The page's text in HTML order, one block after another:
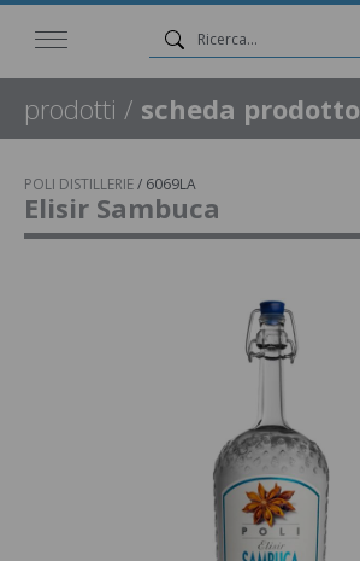
prodotti / scheda prodotto
POLI DISTILLERIE/ 6069LA
Elisir Sambuca